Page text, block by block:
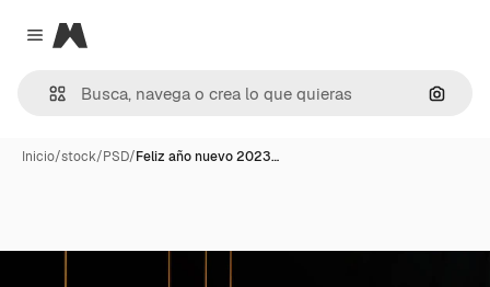
Close menu
Magnific
Inicio/stock/PSD/Feliz año nuevo 2023…